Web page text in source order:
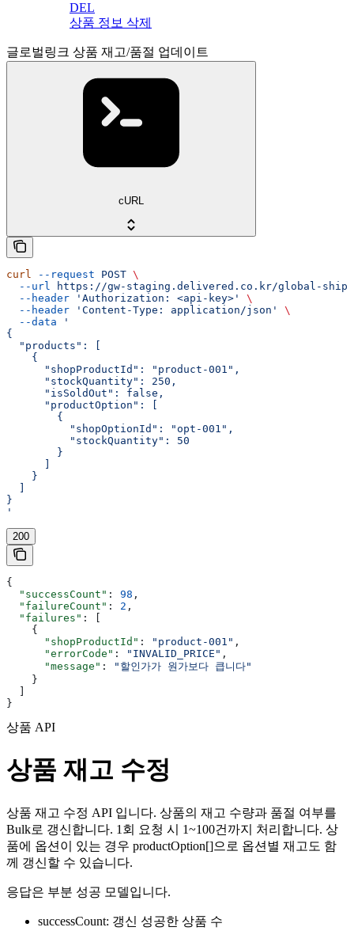
DEL
상품 정보 삭제
글로벌링크 상품 재고/품절 업데이트
cURL
curl --request POST \
  --url
https://gw-staging.delivered.co.kr/global-
  --header
'Authorization: <api-key>'
\
  --header
'Content-Type: application/json'
\
  --data
'
{
  "products": [
    {
      "shopProductId": "product-001",
      "stockQuantity": 250,
      "isSoldOut": false,
      "productOption": [
        {
          "shopOptionId": "opt-001",
          "stockQuantity": 50
        }
      ]
    }
  ]
}
'
200
{
  "successCount"
: 98 ,
  "failureCount"
: 2 ,
  "failures"
: [
    {
      "shopProductId"
: "product-001" ,
      "errorCode"
: "INVALID_PRICE" ,
      "message"
:
"할인가가 원가보다 큽니다"
    }
  ]
}
상품 API
상품 재고 수정
상품 재고 수정 API 입니다. 상품의 재고 수량과 품절 여부를
Bulk로 갱신합니다. 1회 요청 시 1~100건까지 처리합니다. 상
품에 옵션이 있는 경우 productOption[]으로 옵션별 재고도 함
께 갱신할 수 있습니다.
응답은 부분 성공 모델입니다.
successCount: 갱신 성공한 상품 수